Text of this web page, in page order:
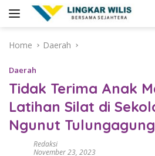
Home
Daerah
Daerah
Tidak Terima Anak
Latihan Silat di
Ngunut
Redaksi
November 23, 2023